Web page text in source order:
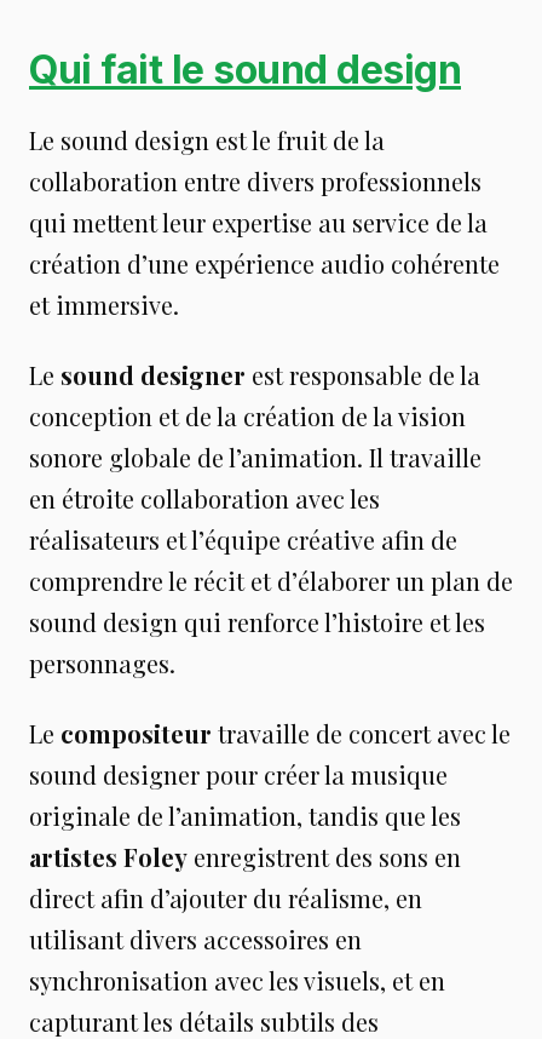
Qui fait le sound design
Le sound design est le fruit de la
collaboration entre divers professionnels
qui mettent leur expertise au service de la
création d’une expérience audio cohérente
et immersive.
Le sound designer est responsable de la
conception et de la création de la vision
sonore globale de l’animation. Il travaille
en étroite collaboration avec les
réalisateurs et l’équipe créative afin de
comprendre le récit et d’élaborer un plan de
sound design qui renforce l’histoire et les
personnages.
Le compositeur travaille de concert avec le
sound designer pour créer la musique
originale de l’animation, tandis que les
artistes Foley enregistrent des sons en
direct afin d’ajouter du réalisme, en
utilisant divers accessoires en
synchronisation avec les visuels, et en
capturant les détails subtils des